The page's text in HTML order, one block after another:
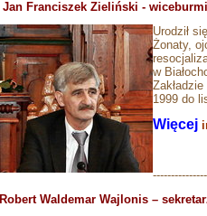
Jan Franciszek Zieliński -
Urodził
Żonaty,
w
1999 do
Więcej
Robert Waldemar Wajlonis –